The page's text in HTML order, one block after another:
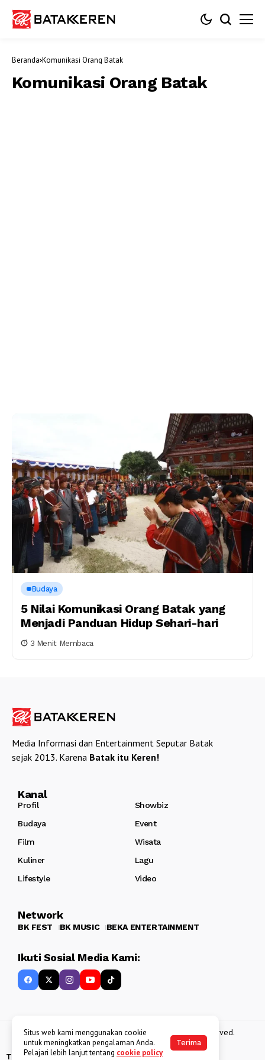
Beranda Komunikasi Orang Batak
Komunikasi Orang Batak
Budaya
5 Nilai Komunikasi Orang Batak yang
Menjadi Panduan Hidup Sehari-hari
3 Menit Membaca
Media Informasi dan Entertainment Seputar Batak
sejak 2013. Karena Batak itu Keren!
Kanal
Profil
Showbiz
Budaya
Event
Film
Wisata
Kuliner
Lagu
Lifestyle
Video
Network
BK FEST BK MUSIC BEKA ENTERTAINMENT
Ikuti Sosial Media Kami:
Copyright 2013 - 2025BATAKKEREN . All rights reserved.
Tentang Kami Kebijakan Data Pribadi Disclaimer
Situs web kami menggunakan cookie
untuk meningkatkan pengalaman Anda.
Pelajari lebih lanjut tentang cookie policy
Terima